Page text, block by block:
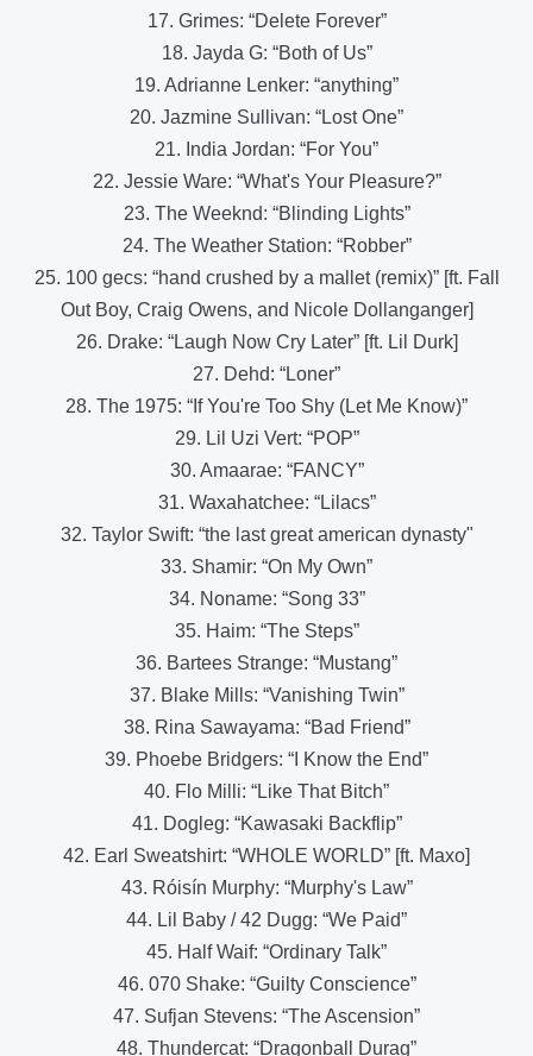
17. Grimes: “Delete Forever”
18. Jayda G: “Both of Us”
19. Adrianne Lenker: “anything”
20. Jazmine Sullivan: “Lost One”
21. India Jordan: “For You”
22. Jessie Ware: “What's Your Pleasure?”
23. The Weeknd: “Blinding Lights”
24. The Weather Station: “Robber”
25. 100 gecs: “hand crushed by a mallet (remix)” [ft. Fall
Out Boy, Craig Owens, and Nicole Dollanganger]
26. Drake: “Laugh Now Cry Later” [ft. Lil Durk]
27. Dehd: “Loner”
28. The 1975: “If You're Too Shy (Let Me Know)”
29. Lil Uzi Vert: “POP”
30. Amaarae: “FANCY”
31. Waxahatchee: “Lilacs”
32. Taylor Swift: “the last great american dynasty"
33. Shamir: “On My Own”
34. Noname: “Song 33”
35. Haim: “The Steps”
36. Bartees Strange: “Mustang”
37. Blake Mills: “Vanishing Twin”
38. Rina Sawayama: “Bad Friend”
39. Phoebe Bridgers: “I Know the End”
40. Flo Milli: “Like That Bitch”
41. Dogleg: “Kawasaki Backflip”
42. Earl Sweatshirt: “WHOLE WORLD” [ft. Maxo]
43. Róisín Murphy: “Murphy's Law”
44. Lil Baby / 42 Dugg: “We Paid”
45. Half Waif: “Ordinary Talk”
46. 070 Shake: “Guilty Conscience”
47. Sufjan Stevens: “The Ascension”
48. Thundercat: “Dragonball Durag”